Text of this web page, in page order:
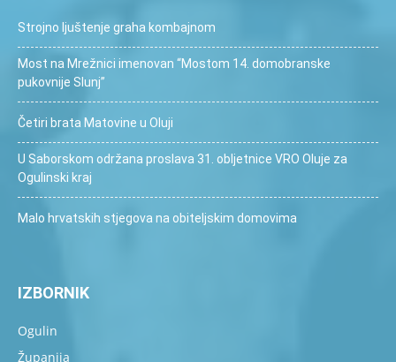
Strojno ljuštenje graha kombajnom
Most na Mrežnici imenovan “Mostom 14. domobranske
pukovnije Slunj”
Četiri brata Matovine u Oluji
U Saborskom održana proslava 31. obljetnice VRO Oluje za
Ogulinski kraj
Malo hrvatskih stjegova na obiteljskim domovima
IZBORNIK
Ogulin
Županija